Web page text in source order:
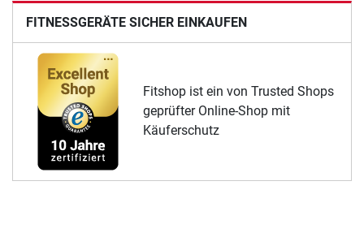
FITNESSGERÄTE SICHER EINKAUFEN
Fitshop ist ein von Trusted Shops
geprüfter Online-Shop mit
Käuferschutz